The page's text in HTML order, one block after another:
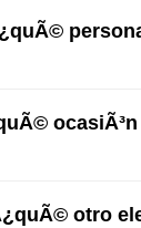
otro